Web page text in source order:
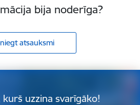
bija noderīga?
atsauksmi
kurš uzzina svarīgāko!